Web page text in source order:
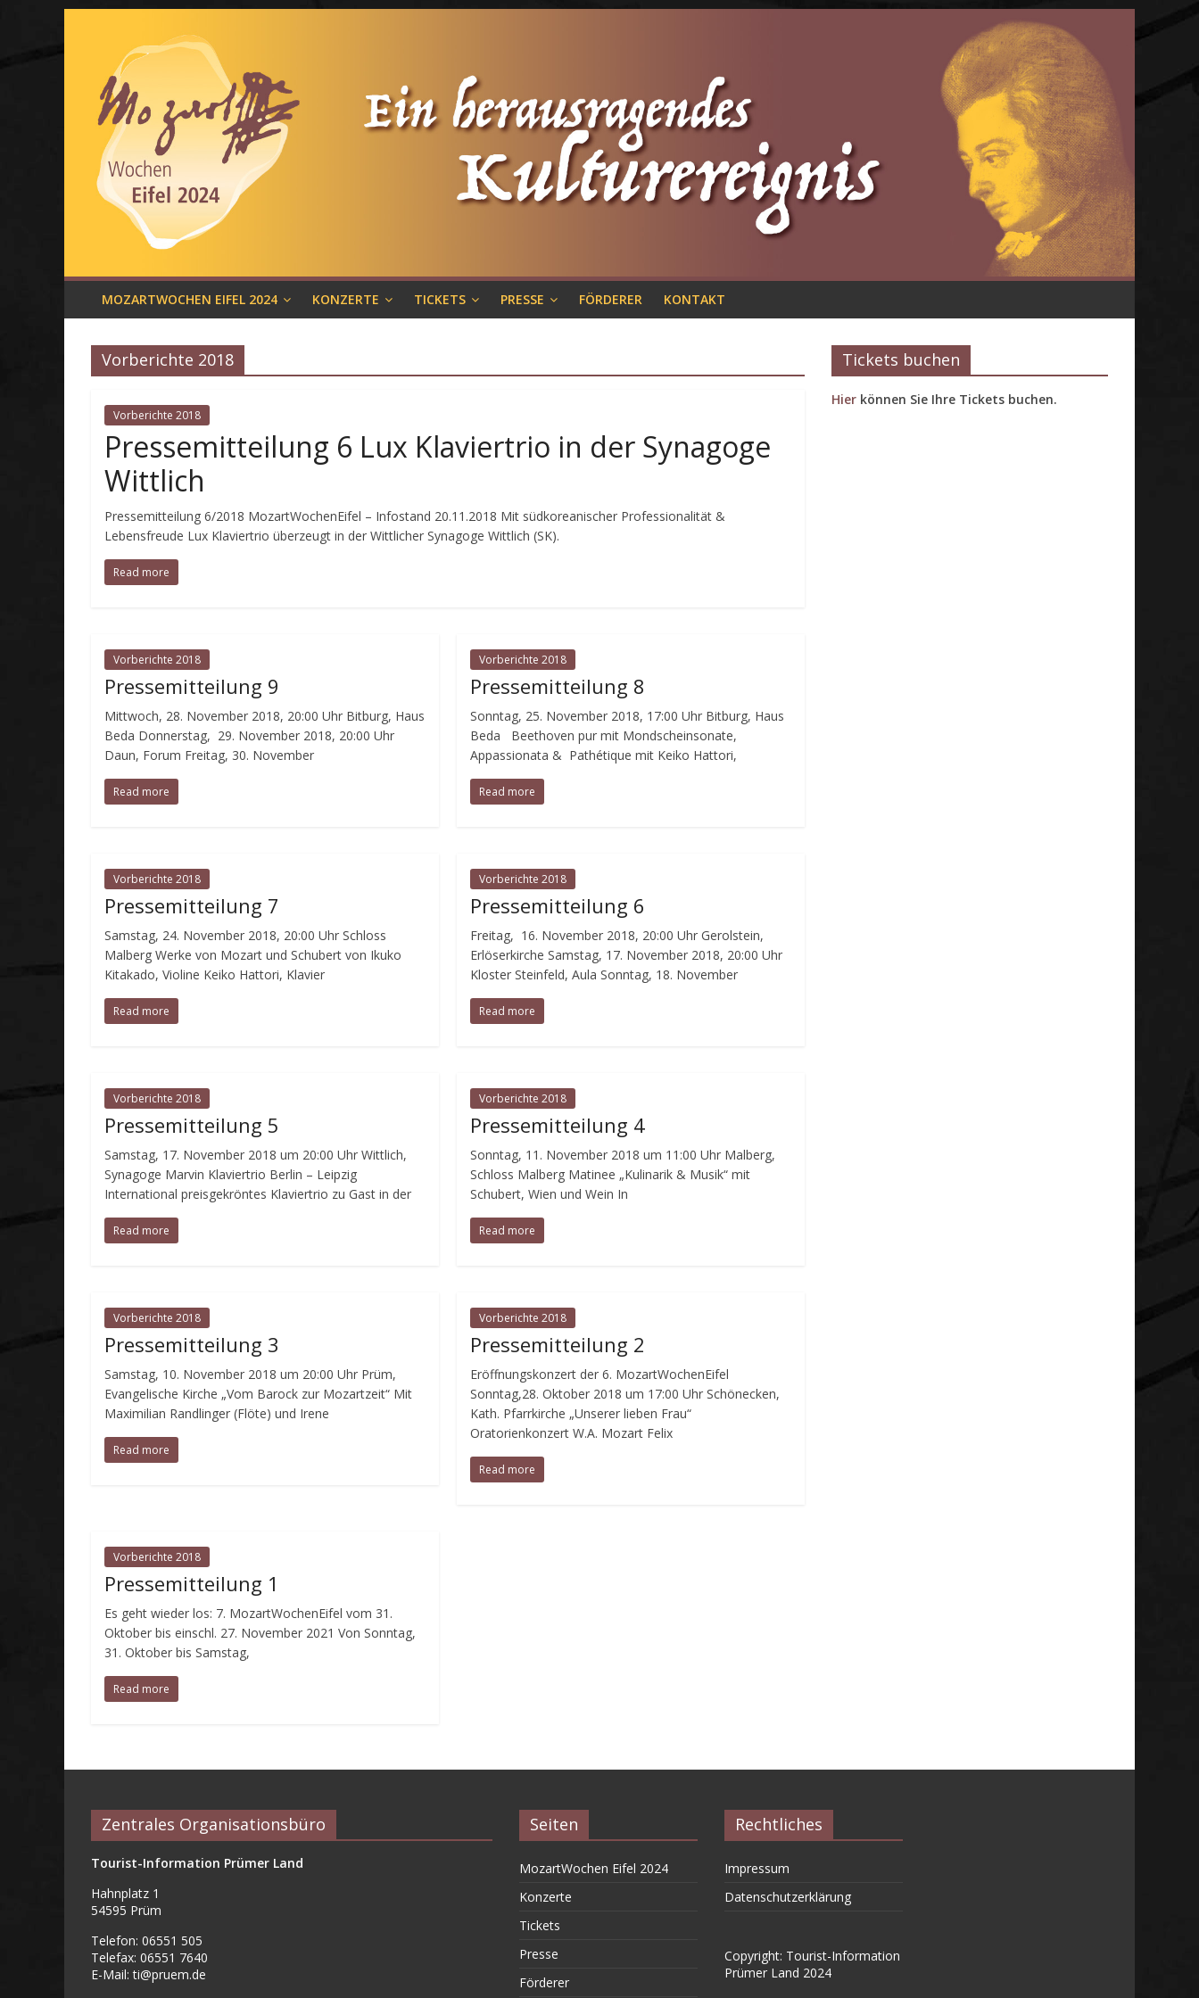
MOZARTWOCHEN EIFEL 2024 KONZERTE TICKETS PRESSE FÖRDERER KONTAKT
Vorberichte 2018
Vorberichte 2018
Pressemitteilung 6 Lux Klaviertrio in der Synagoge
Wittlich
Pressemitteilung 6/2018 MozartWochenEifel – Infostand 20.11.2018 Mit südkoreanischer Professionalität &
Lebensfreude Lux Klaviertrio überzeugt in der Wittlicher Synagoge Wittlich (SK).
Read more
Vorberichte 2018
Pressemitteilung 9
Mittwoch, 28. November 2018, 20:00 Uhr Bitburg, Haus
Beda Donnerstag, 29. November 2018, 20:00 Uhr
Daun, Forum Freitag, 30. November
Read more
Vorberichte 2018
Pressemitteilung 8
Sonntag, 25. November 2018, 17:00 Uhr Bitburg, Haus
Beda Beethoven pur mit Mondscheinsonate,
Appassionata & Pathétique mit Keiko Hattori,
Read more
Vorberichte 2018
Pressemitteilung 7
Samstag, 24. November 2018, 20:00 Uhr Schloss
Malberg Werke von Mozart und Schubert von Ikuko
Kitakado, Violine Keiko Hattori, Klavier
Read more
Vorberichte 2018
Pressemitteilung 6
Freitag, 16. November 2018, 20:00 Uhr Gerolstein,
Erlöserkirche Samstag, 17. November 2018, 20:00 Uhr
Kloster Steinfeld, Aula Sonntag, 18. November
Read more
Vorberichte 2018
Pressemitteilung 5
Samstag, 17. November 2018 um 20:00 Uhr Wittlich,
Synagoge Marvin Klaviertrio Berlin – Leipzig
International preisgekröntes Klaviertrio zu Gast in der
Read more
Vorberichte 2018
Pressemitteilung 4
Sonntag, 11. November 2018 um 11:00 Uhr Malberg,
Schloss Malberg Matinee „Kulinarik & Musik“ mit
Schubert, Wien und Wein In
Read more
Vorberichte 2018
Pressemitteilung 3
Samstag, 10. November 2018 um 20:00 Uhr Prüm,
Evangelische Kirche „Vom Barock zur Mozartzeit“ Mit
Maximilian Randlinger (Flöte) und Irene
Read more
Vorberichte 2018
Pressemitteilung 2
Eröffnungskonzert der 6. MozartWochenEifel
Sonntag,28. Oktober 2018 um 17:00 Uhr Schönecken,
Kath. Pfarrkirche „Unserer lieben Frau“
Oratorienkonzert W.A. Mozart Felix
Read more
Vorberichte 2018
Pressemitteilung 1
Es geht wieder los: 7. MozartWochenEifel vom 31.
Oktober bis einschl. 27. November 2021 Von Sonntag,
31. Oktober bis Samstag,
Read more
Tickets buchen
Hier können Sie Ihre Tickets buchen.
Zentrales Organisationsbüro
Tourist-Information Prümer Land
Hahnplatz 1
54595 Prüm
Telefon: 06551 505
Telefax: 06551 7640
E-Mail:ti@pruem.de
Seiten
MozartWochen Eifel 2024
Konzerte
Tickets
Presse
Förderer
Rechtliches
Impressum
Datenschutzerklärung
Copyright: Tourist-Information
Prümer Land 2024